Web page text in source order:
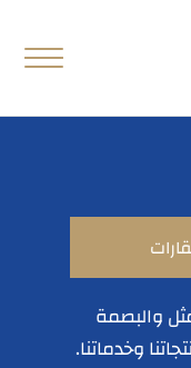
والبصمة
وخدماتنا.